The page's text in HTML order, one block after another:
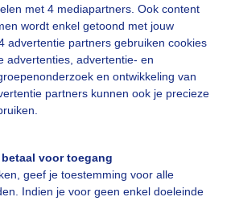
met 4 mediapartners. Ook content
wordt enkel getoond met jouw
advertentie partners gebruiken cookies
advertenties, advertentie- en
en ontwikkeling van
partners kunnen ook je precieze
voor toegang
geef je toestemming voor alle
Indien je voor geen enkel doeleinde
smog(O3 ) die vrijkomen door
het verkeer. De invloed van de
wordt weergegeven in de
een slechte luchtkwaliteit (waarde 6 of
aan te passen om
Bij een goede luchtkwaliteit ligt
5.